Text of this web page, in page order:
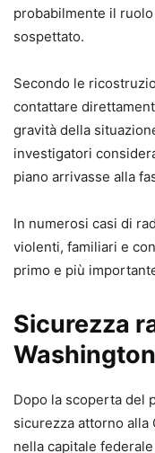
probabilmente il
sospettato.
Secondo le
contattare
gravità della
investigatori
piano arrivasse alla
In numerosi casi di
violenti, familiari e
primo e più
Sicurezza
Washington
Dopo la scoperta del
sicurezza attorno alla
nella capitale